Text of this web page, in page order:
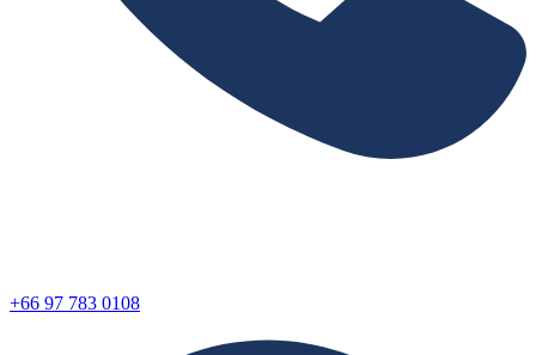
+66 97 783 0108